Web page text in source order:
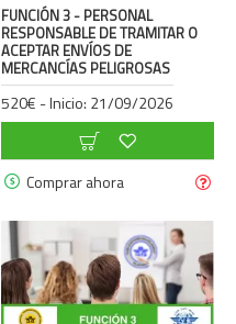
FUNCIÓN 3 - PERSONAL
RESPONSABLE DE TRAMITAR O
ACEPTAR ENVÍOS DE
MERCANCÍAS PELIGROSAS
520€ - Inicio: 21/09/2026
Comprar ahora